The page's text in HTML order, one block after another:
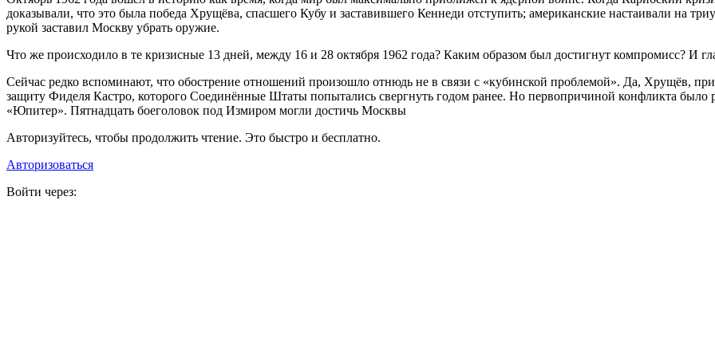
доказывали, что это была победа Хрущёва, спасшего Кубу и заставившего Кеннеди отступить; американские настаивали на
рукой заставил Москву убрать оружие.
Что же происходило в те кризисные 13 дней, между 16 и 28 октября 1962 года? Каким образом был достигнут компромисс? И
Сейчас редко вспоминают, что обострение отношений произошло отнюдь не в связи с «кубинской проблемой». Да, Хрущёв,
защиту Фиделя Кастро, которого Соединённые Штаты попытались свергнуть годом ранее. Но первопричиной конфликта было
«Юпитер». Пятнадцать боеголовок под Измиром могли достичь Москвы
Авторизуйтесь, чтобы продолжить чтение. Это быстро и бесплатно.
Авторизоваться
Войти через: